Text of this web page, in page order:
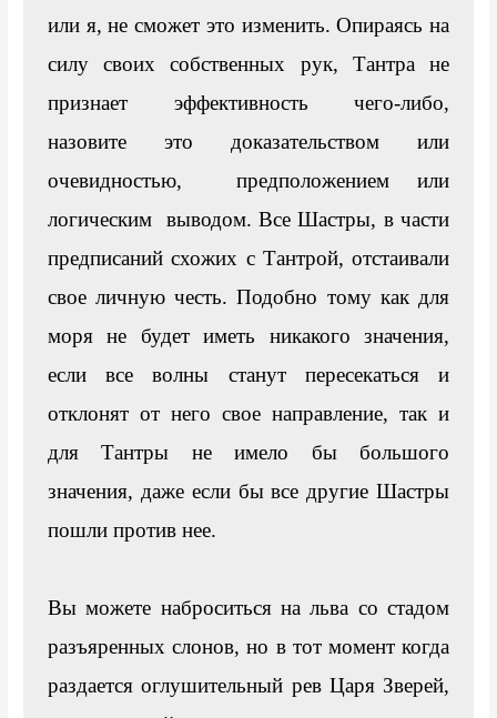
или я, не сможет это изменить. Опираясь на
силу своих собственных рук, Тантра не
признает эффективность чего-либо,
назовите это доказательством или
очевидностью,  предположением или
логическим  выводом. Все Шастры, в части
предписаний схожих с Тантрой, отстаивали
свое личную честь. Подобно тому как для
моря не будет иметь никакого значения,
если все волны станут пересекаться и
отклонят от него свое направление, так и
для Тантры не имело бы большого
значения, даже если бы все другие Шастры
пошли против нее.
Вы можете наброситься на льва со стадом
разъяренных слонов, но в тот момент когда
раздается оглушительный рев Царя Зверей,